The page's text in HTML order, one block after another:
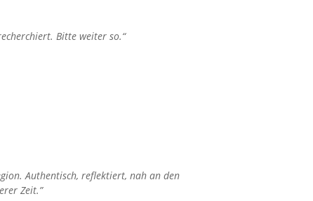
Bitte weiter so.“
Authentisch, reflektiert, nah an den
Zeit.”